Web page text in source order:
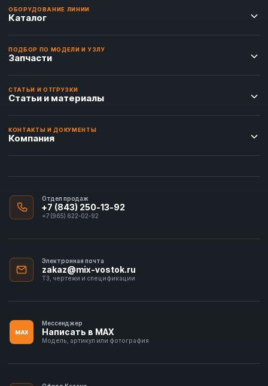
ОБОРУДОВАНИЕ ЛИНИИ
Каталог
ПОДБОР ПО МОДЕЛИ И УЗЛУ
Запчасти
СТАТЬИ И ОТГРУЗКИ
Статьи и материалы
КОНТАКТЫ И ДОКУМЕНТЫ
Компания
Отдел продаж
+7 (843) 250-13-92
+7 (965) 622-02-92
Электронная почта
zakaz@mix-vostok.ru
ТЗ, чертежи и спецификации
MAX
Мессенджер
Написать в MAX
Модель, артикул или фотография